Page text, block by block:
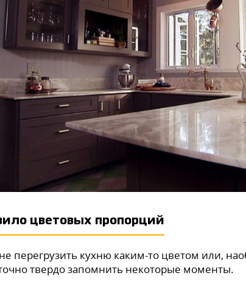
цветовых пропорций
перегрузить кухню каким-то цветом или,
твердо запомнить некоторые моменты.